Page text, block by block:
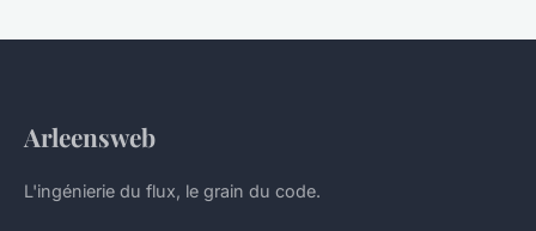
Arleensweb
L'ingénierie du flux, le grain du code.